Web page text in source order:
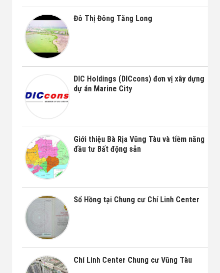
Đô Thị Đông Tăng Long
DIC Holdings (DICcons) đơn vị xây dựng
dự án Marine City
Giới thiệu Bà Rịa Vũng Tàu và tiềm năng
đầu tư Bất động sản
Sổ Hồng tại Chung cư Chí Linh Center
Chí Linh Center Chung cư Vũng Tàu